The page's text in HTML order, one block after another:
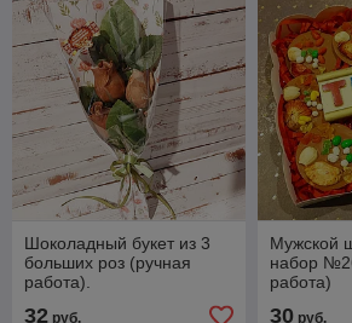
Шоколадный букет из 3
больших роз (ручная
работа).
32 руб.
Мужской
набор
работа)
30руб.